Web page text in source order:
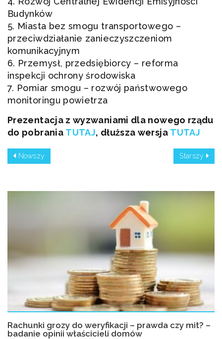
Budynków
5. Miasta bez smogu transportowego –
przeciwdziałanie zanieczyszczeniom
komunikacyjnym
6. Przemysł, przedsiębiorcy – reforma
inspekcji ochrony środowiska
7. Pomiar smogu – rozwój państwowego
monitoringu powietrza
Prezentacja z wyzwaniami dla nowego rządu
do pobrania TUTAJ, dłuższa wersja TUTAJ
Nowszy Starszy
Rachunki grozy do weryfikacji – prawda czy mit? –
badanie opinii właścicieli domów